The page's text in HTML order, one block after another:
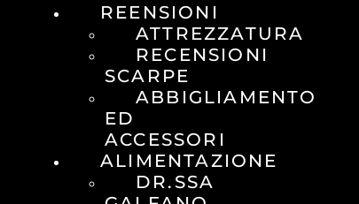
REENSIONI
ATTREZZATURA
RECENSIONI
SCARPE
ABBIGLIAMENTO
ED
ACCESSORI
ALIMENTAZIONE
DR.SSA